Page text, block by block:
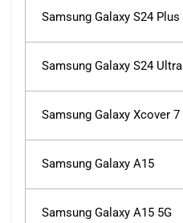
Samsung Galaxy S24 Plus
Samsung Galaxy S24 Ultra
Samsung Galaxy Xcover 7
Samsung Galaxy A15
Samsung Galaxy A15 5G